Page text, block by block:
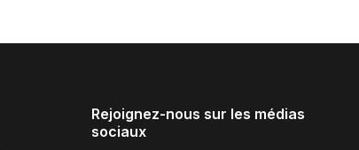
Rejoignez-nous sur les médias
sociaux